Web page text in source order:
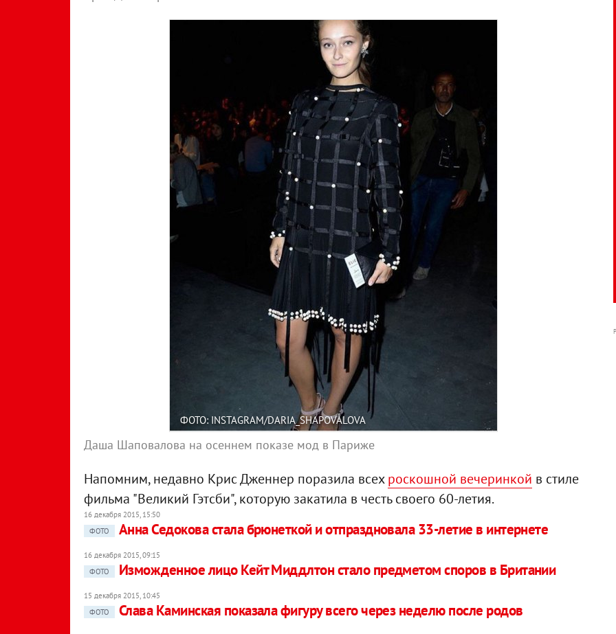
ФОТО: INSTAGRAM/DARIA_SHAPOVALOVA
Даша Шаповалова на осеннем показе мод в Париже
Напомним, недавно Крис Дженнер поразила всехроскошной вечеринкой в стиле
фильма "Великий Гэтсби", которую закатила в честь своего 60-летия.
16 декабря 2015, 15:50
ФОТО
Анна Седокова стала брюнеткой и отпраздновала 33-летие в интернете
16 декабря 2015, 09:15
ФОТО
Изможденное лицо Кейт Миддлтон стало предметом споров в Британии
15 декабря 2015, 10:45
ФОТО
Слава Каминская показала фигуру всего через неделю после родов